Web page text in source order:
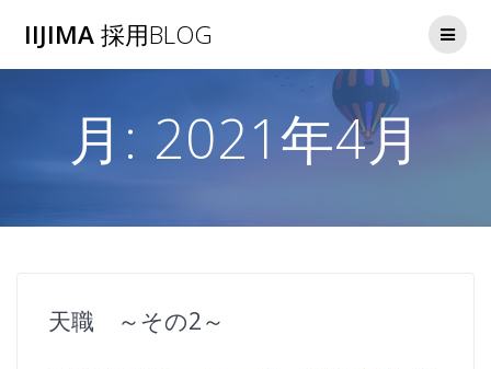
へ
IIJIMA採用BLOG
月: 2021年4月
天職 ～その2～